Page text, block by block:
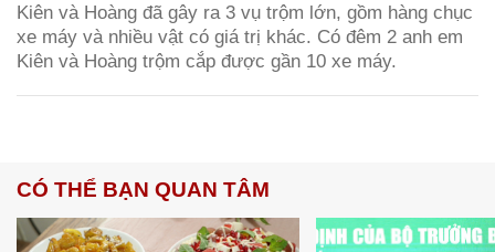
Kiên và Hoàng đã gây ra 3 vụ trộm lớn, gồm hàng chục
xe máy và nhiều vật có giá trị khác. Có đêm 2 anh em
Kiên và Hoàng trộm cắp được gần 10 xe máy.
CÓ THỂ BẠN QUAN TÂM